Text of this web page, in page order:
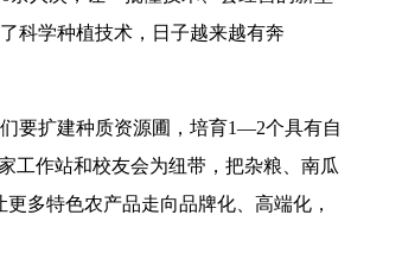
科学种植技术，日子越来越有奔
要扩建种质资源圃，培育1—2个具有自
工作站和校友会为纽带，把杂粮、南瓜
多特色农产品走向品牌化、高端化，